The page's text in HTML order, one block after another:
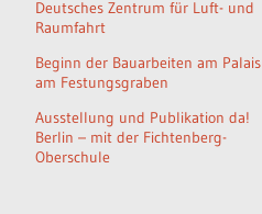
Deutsches Zentrum für Luft- und
Raumfahrt
Beginn der Bauarbeiten am Palais
am Festungsgraben
Ausstellung und Publikation da!
Berlin – mit der Fichtenberg-
Oberschule